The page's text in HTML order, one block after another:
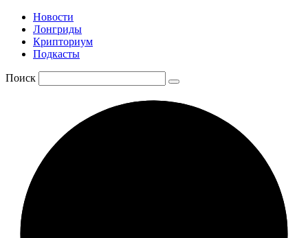
Новости
Лонгриды
Крипториум
Подкасты
Поиск